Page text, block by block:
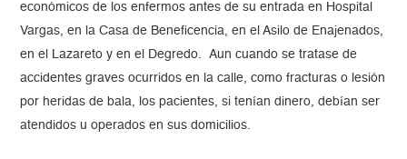
económicos de los enfermos antes de su entrada en Hospital
Vargas, en la Casa de Beneficencia, en el Asilo de Enajenados,
en el Lazareto y en el Degredo. Aun cuando se tratase de
accidentes graves ocurridos en la calle, como fracturas o lesión
por heridas de bala, los pacientes, si tenían dinero, debían ser
atendidos u operados en sus domicilios.